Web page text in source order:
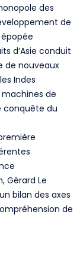
des
de
d’Asie conduit
de nouveaux
Indes
de
conquête du
Gérard Le
bilan des axes
de